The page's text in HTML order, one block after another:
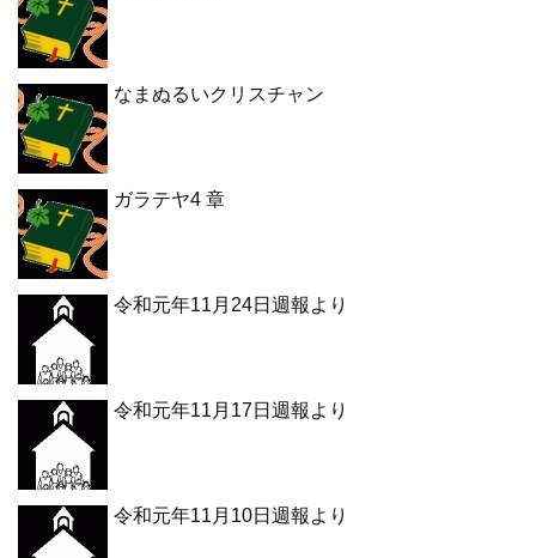
なまぬるいクリスチャン
ガラテヤ4 章
令和元年11月24日週報より
令和元年11月17日週報より
令和元年11月10日週報より